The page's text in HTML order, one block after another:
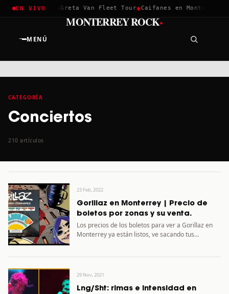
EN VIVO
Coachella 2026 Greta Van Fleet Tour ✱Caifanes en Monterrey ·
MENÚ
MONTERREY ROCK·
CATEGORÍA
Conciertos
210 artículos
23 Feb, 2022
Gorillaz en Monterrey | Precio de
boletos por zonas y su venta.
Los precios de los boletos para ver a Gorillaz en
Monterrey ya están listos, ve sacando tus
29 Nov, 2021
Lng/Sht: rimas e intensidad en